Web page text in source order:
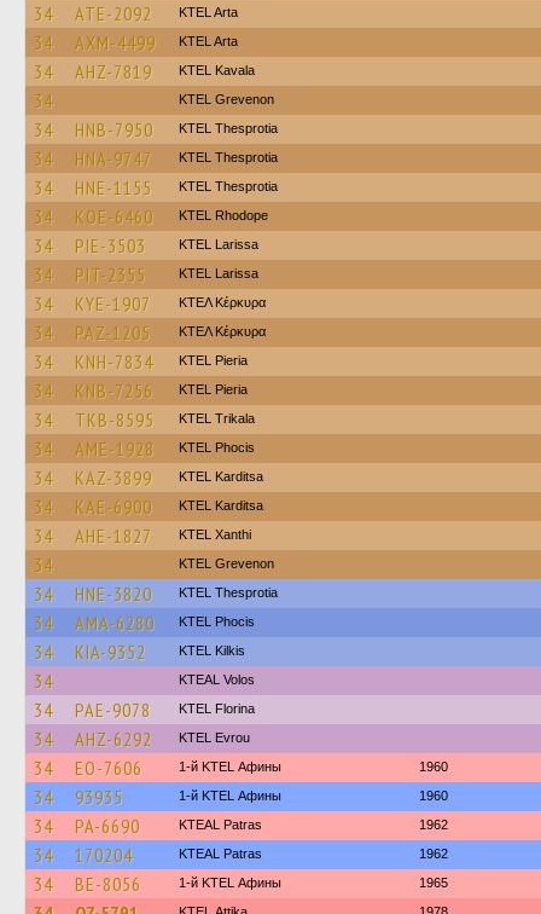
34 ATE-2092 KTEL Arta
34 AXM-4499 KTEL Arta
34 AHZ-7819 KTEL Kavala
34 ΚΤΕL Grevenon
34 HNB-7950 KTEL Thesprotia
34 HNA-9747 KTEL Thesprotia
34 HNE-1155 KTEL Thesprotia
34 KOE-6460 KTEL Rhodope
34 PIE-3503 KTEL Larissa
34 PIT-2355 KTEL Larissa
34 KYE-1907 ΚΤΕΛ Κέρκυρα
34 PAZ-1205 ΚΤΕΛ Κέρκυρα
34 KNH-7834 KTEL Pieria
34 KNB-7256 KTEL Pieria
34 TKB-8595 ΚΤΕL Τrikala
34 AME-1928 ΚΤΕL Phocis
34 KAZ-3899 ΚΤΕL Karditsa
34 KAE-6900 ΚΤΕL Karditsa
34 AHE-1827 KTEL Xanthi
34 ΚΤΕL Grevenon
34 HNE-3820 KTEL Thesprotia
34 AMA-6280 ΚΤΕL Phocis
34 KIA-9352 KTEL Kilkis
34 KTEAL Volos
34 PAE-9078 KTEL Florina
34 AHZ-6292 KTEL Evrou
34 EO-7606 1-й KTEL Афины 1960
34 93935 1-й KTEL Афины 1960
34 PA-6690 KTEAL Patras 1962
34 170204 KTEAL Patras 1962
34 BE-8056 1-й KTEL Афины 1965